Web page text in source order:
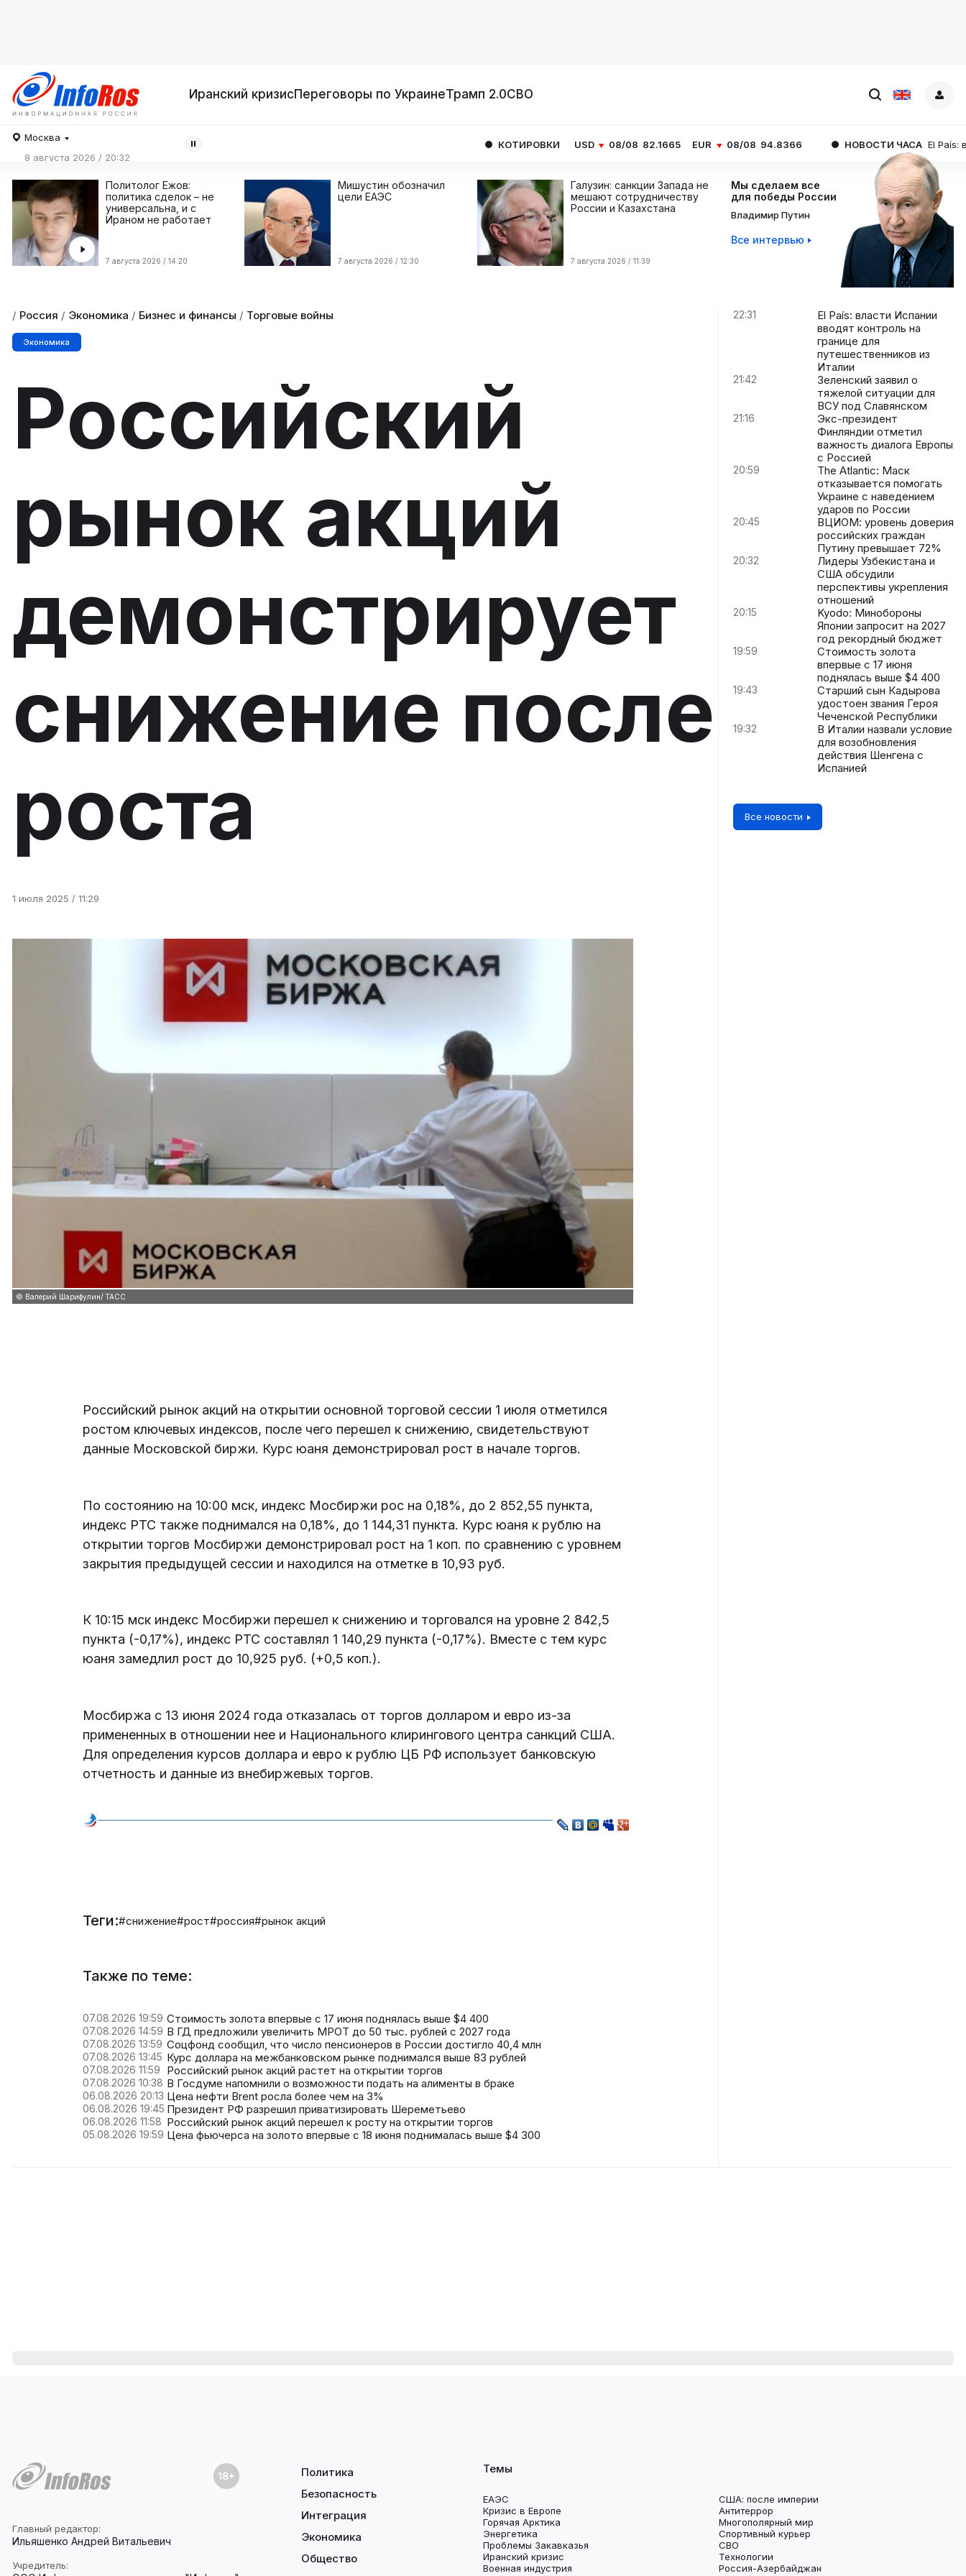
Иранский кризисПереговоры по УкраинеТрамп 2.0СВО
Москва
8 августа 2026 / 20:32
КОТИРОВКИ USD 08/08 82.1665 EUR 08/08 94.8366 НОВОСТИ ЧАСА El País: власти
Политолог Ежов:
политика сделок – не
универсальна, и с
Ираном не работает
7 августа 2026 / 14:20
Мишустин обозначил
цели ЕАЭС
7 августа 2026 / 12:30
Галузин: санкции Запада не
мешают сотрудничеству
России и Казахстана
7 августа 2026 / 11:39
Мы сделаем все
для победы России
Владимир Путин
Все интервью
/ Россия / Экономика / Бизнес и финансы / Торговые войны
Экономика
Российский
рынок акций
демонстрирует
снижение после
роста
1 июля 2025 / 11:29
© Валерий Шарифулин/ ТАСС
Российский рынок акций на открытии основной торговой сессии 1 июля отметился
ростом ключевых индексов, после чего перешел к снижению, свидетельствуют
данные Московской биржи. Курс юаня демонстрировал рост в начале торгов.
По состоянию на 10:00 мск, индекс Мосбиржи рос на 0,18%, до 2 852,55 пункта,
индекс РТС также поднимался на 0,18%, до 1 144,31 пункта. Курс юаня к рублю на
открытии торгов Мосбиржи демонстрировал рост на 1 коп. по сравнению с уровнем
закрытия предыдущей сессии и находился на отметке в 10,93 руб.
К 10:15 мск индекс Мосбиржи перешел к снижению и торговался на уровне 2 842,5
пункта (-0,17%), индекс РТС составлял 1 140,29 пункта (-0,17%). Вместе с тем курс
юаня замедлил рост до 10,925 руб. (+0,5 коп.).
Мосбиржа с 13 июня 2024 года отказалась от торгов долларом и евро из-за
примененных в отношении нее и Национального клирингового центра санкций США.
Для определения курсов доллара и евро к рублю ЦБ РФ использует банковскую
отчетность и данные из внебиржевых торгов.
Теги:#снижение#рост#россия#рынок акций
Также по теме:
07.08.2026 19:59 Стоимость золота впервые с 17 июня поднялась выше $4 400
07.08.2026 14:59 В ГД предложили увеличить МРОТ до 50 тыс. рублей с 2027 года
07.08.2026 13:59 Соцфонд сообщил, что число пенсионеров в России достигло 40,4 млн
07.08.2026 13:45 Курс доллара на межбанковском рынке поднимался выше 83 рублей
07.08.2026 11:59 Российский рынок акций растет на открытии торгов
07.08.2026 10:38 В Госдуме напомнили о возможности подать на алименты в браке
06.08.2026 20:13 Цена нефти Brent росла более чем на 3%
06.08.2026 19:45 Президент РФ разрешил приватизировать Шереметьево
06.08.2026 11:58 Российский рынок акций перешел к росту на открытии торгов
05.08.2026 19:59 Цена фьючерса на золото впервые с 18 июня поднималась выше $4 300
22:31
El País: власти Испании
вводят контроль на
границе для
путешественников из
Италии
21:42
Зеленский заявил о
тяжелой ситуации для
ВСУ под Славянском
21:16
Экс-президент
Финляндии отметил
важность диалога Европы
с Россией
20:59
The Atlantic: Маск
отказывается помогать
Украине с наведением
ударов по России
20:45
ВЦИОМ: уровень доверия
российских граждан
Путину превышает 72%
20:32
Лидеры Узбекистана и
США обсудили
перспективы укрепления
отношений
20:15
Kyodo: Минобороны
Японии запросит на 2027
год рекордный бюджет
19:59
Стоимость золота
впервые с 17 июня
поднялась выше $4 400
19:43
Старший сын Кадырова
удостоен звания Героя
Чеченской Республики
19:32
В Италии назвали условие
для возобновления
действия Шенгена с
Испанией
Все новости
Главный редактор:
Ильяшенко Андрей Витальевич
Учредитель:
Политика
Безопасность
Интеграция
Экономика
Общество
Темы
ЕАЭС
США: после империи
Кризис в Европе
Антитеррор
Горячая Арктика
Многополярный мир
Энергетика
Спортивный курьер
Проблемы Закавказья
СВО
Иранский кризис
Технологии
Военная индустрия
Россия-Азербайджан